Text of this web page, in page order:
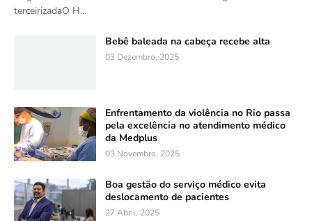
terceirizadaO H…
Bebê baleada na cabeça recebe alta
03 Dezembro, 2025
Enfrentamento da violência no Rio passa
pela excelência no atendimento médico
da Medplus
03 Novembro, 2025
Boa gestão do serviço médico evita
deslocamento de pacientes
27 Abril, 2025